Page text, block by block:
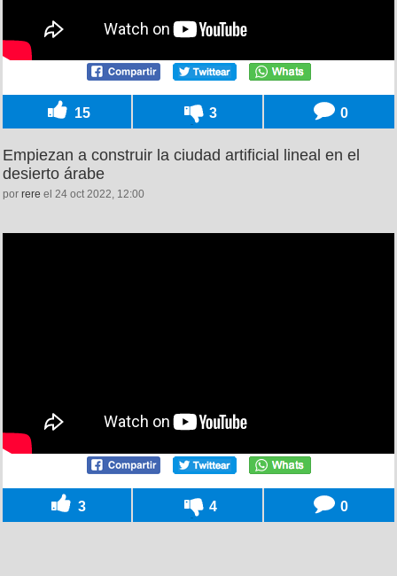
15 3 0
Empiezan a construir la ciudad artificial lineal en el
desierto árabe
por rere el 24 oct 2022, 12:00
3 4 0